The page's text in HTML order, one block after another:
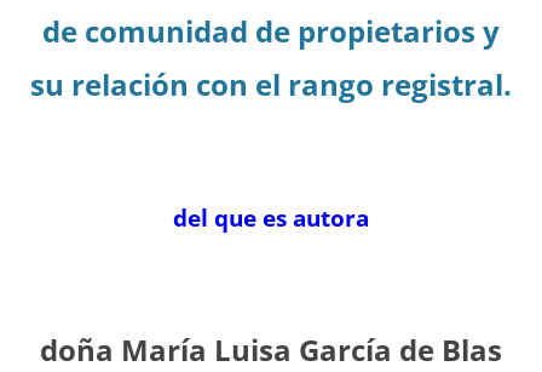
de comunidad de propietarios y
su relación con el rango registral.
del que es autora
doña María Luisa García de Blas